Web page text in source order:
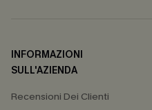
INFORMAZIONI
SULL'AZIENDA
Recensioni Dei Clienti